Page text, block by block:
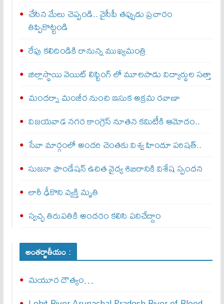
చేసిన మేలు చెప్పండి.. వైసీపీ తప్పుడు ప్రచారం
తిప్పికొట్టండి
రేపు కలిదిండికి రానున్న ముఖ్యమంత్రి
జిల్లాస్థాయి వెయిట్ లిఫ్టింగ్ లో మూలపాడు విద్యార్థుల సత్తా
మందర్నా మంజీర నుంచి ఇసుక అక్రమ రవాణా
విజయవాడ నగర కాంగ్రెస్ నూతన కమిటీకి ఆమోదం..
సేవా మార్గంలో అందరి చెంతకు విశ్వ హిందూ పరిషత్..
సుజనా ఫౌండేషన్ ఉచిత వైద్య శిబిరానికి విశేష స్పందన
లారీ ఢీకొని వ్యక్తి మృతి
స్వచ్ఛ తిరుపతికి అందరం కలిసి పనిచేద్దాం
అంతర్జాతీయం :
మయూర దౌత్యం…